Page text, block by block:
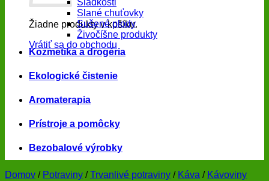
Žiadne produkty v košíku.
Vrátiť sa do obchodu
Sladkosti
Slané chuťovky
Sušené plody
Živočíšne produkty
Kozmetika a drogéria
Ekologické čistenie
Aromaterapia
Prístroje a pomôcky
Bezobalové výrobky
Domov / Potraviny / Trvanlivé potraviny / Káva / Kávoviny